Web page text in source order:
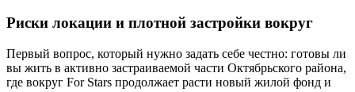
Риски локации и плотной застройки вокруг
Первый вопрос, который нужно задать себе честно: готовы ли
вы жить в активно застраиваемой части Октябрьского района,
где вокруг For Stars продолжает расти новый жилой фонд и